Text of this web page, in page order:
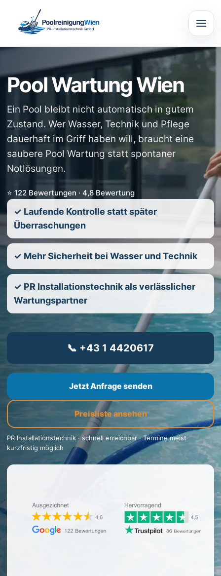
Pool Wartung Wien
Ein Pool bleibt nicht automatisch in gutem
Zustand. Wer Wasser, Technik und Pflege
dauerhaft im Griff haben will, braucht eine
saubere Pool Wartung statt spontaner
Notlösungen.
⭐ 122 Bewertungen · 4,8 Bewertung
✓ Laufende Kontrolle statt später
Überraschungen
✓ Mehr Sicherheit bei Wasser und Technik
✓ PR Installationstechnik als verlässlicher
Wartungspartner
📞 +43 1 4420617
Jetzt Anfrage senden
Preisliste ansehen
PR Installationstechnik · schnell erreichbar · Termine meist
kurzfristig möglich